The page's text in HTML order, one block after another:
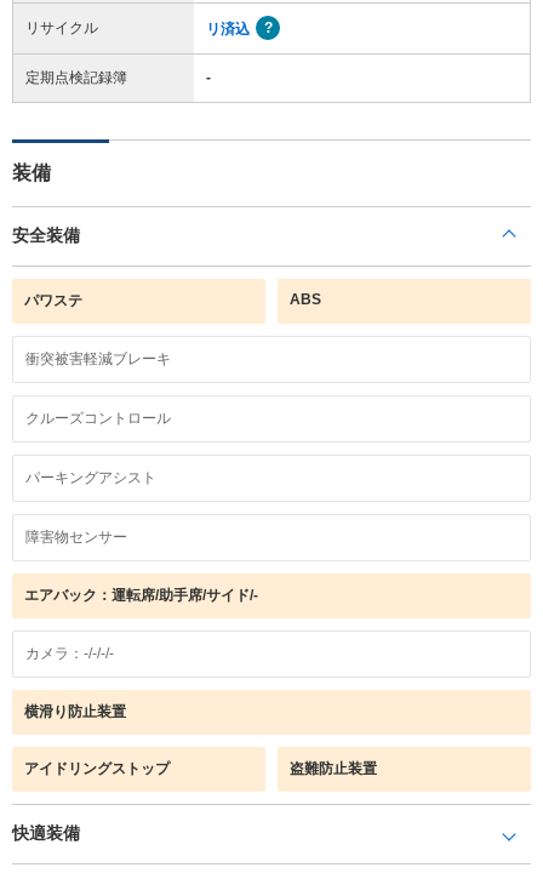
リサイクル リ済込
定期点検記録簿 -
装備
安全装備
パワステ ABS
衝突被害軽減ブレーキ
クルーズコントロール
パーキングアシスト
障害物センサー
エアバック：運転席/助手席/サイド/-
カメラ：-/-/-/-
横滑り防止装置
アイドリングストップ 盗難防止装置
快適装備